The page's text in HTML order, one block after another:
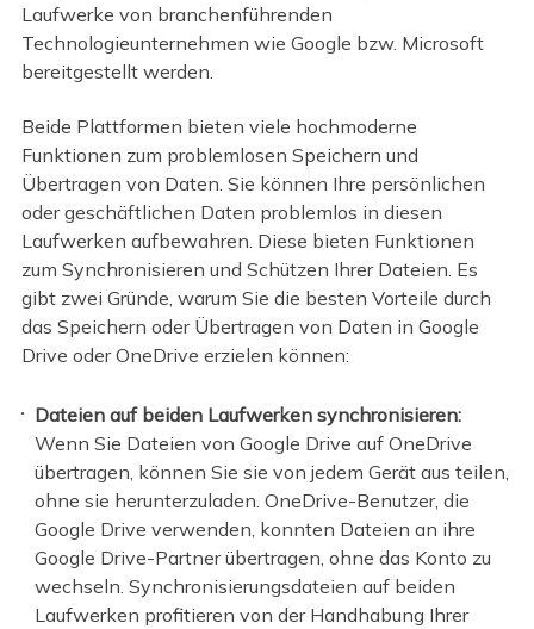
Laufwerke von branchenführenden
Technologieunternehmen wie Google bzw. Microsoft
bereitgestellt werden.
Beide Plattformen bieten viele hochmoderne
Funktionen zum problemlosen Speichern und
Übertragen von Daten. Sie können Ihre persönlichen
oder geschäftlichen Daten problemlos in diesen
Laufwerken aufbewahren. Diese bieten Funktionen
zum Synchronisieren und Schützen Ihrer Dateien. Es
gibt zwei Gründe, warum Sie die besten Vorteile durch
das Speichern oder Übertragen von Daten in Google
Drive oder OneDrive erzielen können:
Dateien auf beiden Laufwerken synchronisieren:
Wenn Sie Dateien von Google Drive auf OneDrive
übertragen, können Sie sie von jedem Gerät aus teilen,
ohne sie herunterzuladen. OneDrive-Benutzer, die
Google Drive verwenden, konnten Dateien an ihre
Google Drive-Partner übertragen, ohne das Konto zu
wechseln. Synchronisierungsdateien auf beiden
Laufwerken profitieren von der Handhabung Ihrer